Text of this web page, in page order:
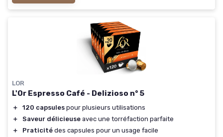
LOR
L'Or Espresso Café - Delizioso n° 5
＋ 120 capsules pour plusieurs utilisations
＋
Saveur délicieuse avec une torréfaction parfaite
＋
Praticité des capsules pour un usage facile